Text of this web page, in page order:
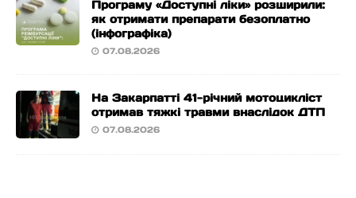
Програму «Доступні ліки» розширили:
як отримати препарати безоплатно
(інфографіка)
07.08.2026
На Закарпатті 41-річний мотоцикліст
отримав тяжкі травми внаслідок ДТП
07.08.2026